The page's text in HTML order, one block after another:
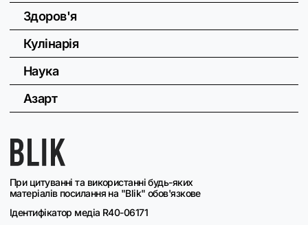
При цитуванні та використанні будь-яких
матеріалів посилання на "Blik" обов'язкове
Ідентифікатор медіа R40-06171
Здоров'я
Кулінарія
Наука
Азарт